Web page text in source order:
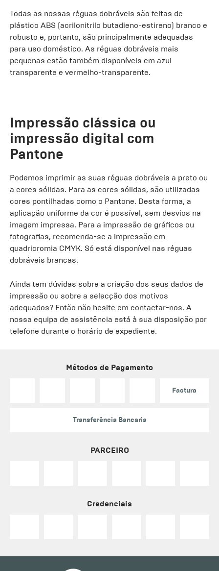
Todas as nossas réguas dobráveis são feitas de
plástico ABS (acrilonitrilo butadieno-estireno) branco e
robusto e, portanto, são principalmente adequadas
para uso doméstico. As réguas dobráveis mais
pequenas estão também disponíveis em azul
transparente e vermelho-transparente.
Impressão clássica ou
impressão digital com
Pantone
Podemos imprimir as suas réguas dobráveis a preto ou
a cores sólidas. Para as cores sólidas, são utilizadas
cores pontilhadas como o Pantone. Desta forma, a
aplicação uniforme da cor é possível, sem desvios na
imagem impressa. Para a impressão de gráficos ou
fotografias, recomenda-se a impressão em
quadricromia CMYK. Só está disponível nas réguas
dobráveis brancas.
Ainda tem dúvidas sobre a criação dos seus dados de
impressão ou sobre a selecção dos motivos
adequados? Então não hesite em contactar-nos. A
nossa equipa de assistência está à sua disposição por
telefone durante o horário de expediente.
Métodos de Pagamento
Factura
Transferência Bancaria
PARCEIRO
Credenciais